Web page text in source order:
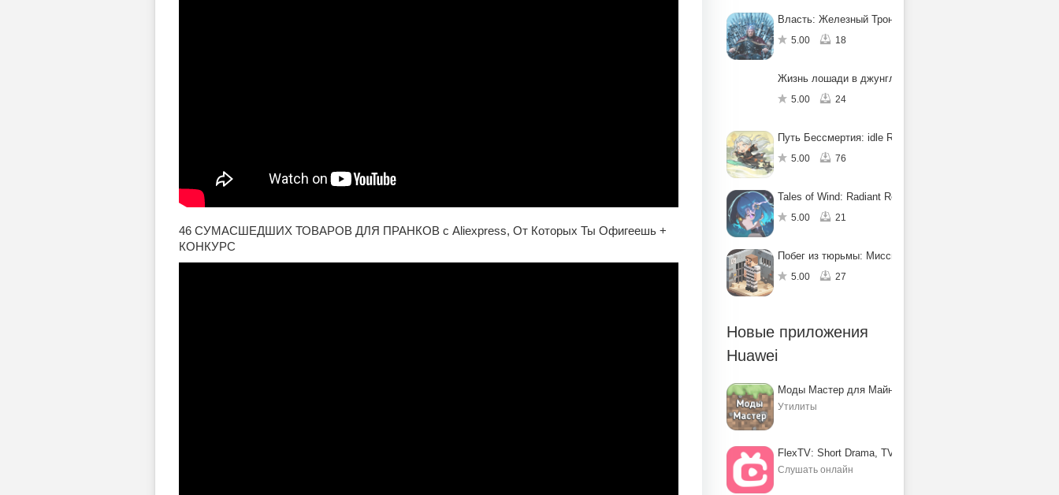
46 СУМАСШЕДШИХ ТОВАРОВ ДЛЯ ПРАНКОВ с Aliexpress, От Которых Ты Офигеешь +
КОНКУРС
Власть: Железный Трон
5.00 18
Жизнь лошади в джунглях: квест
5.00 24
Путь Бессмертия: idle RPG
5.00 76
Tales of Wind: Radiant Rebirth
5.00 21
Побег из тюрьмы: Миссия по спасению
5.00 27
Новые приложения
Huawei
Моды Мастер для Майнкрафт ПЕ
Утилиты
FlexTV: Short Drama, TV, Reels
Слушать онлайн